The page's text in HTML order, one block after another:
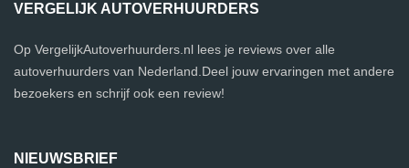
VERGELIJK AUTOVERHUURDERS
Op VergelijkAutoverhuurders.nl lees je reviews over alle
autoverhuurders van Nederland.Deel jouw ervaringen met andere
bezoekers en schrijf ook een review!
NIEUWSBRIEF